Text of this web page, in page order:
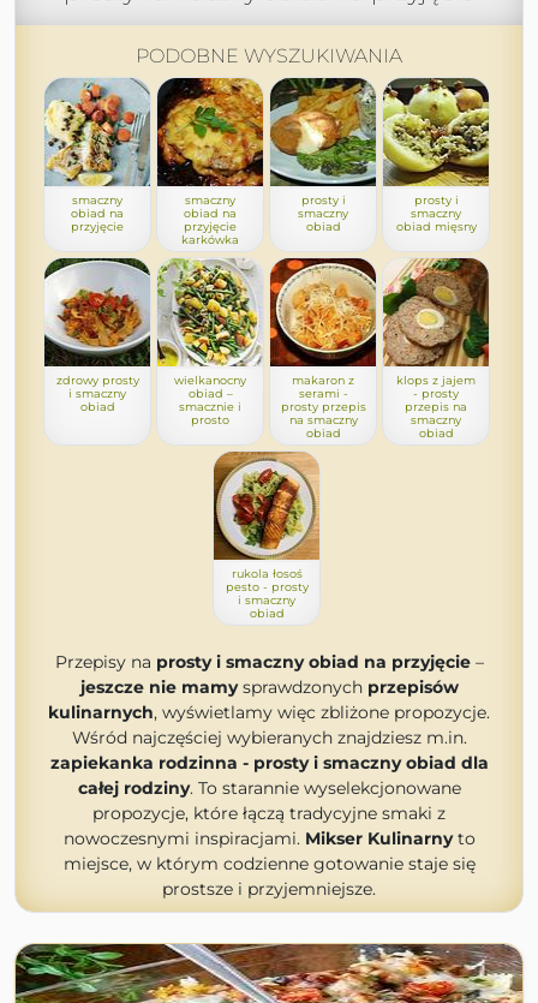
PODOBNE WYSZUKIWANIA
smaczny
obiad na
przyjęcie
smaczny
obiad na
przyjęcie
karkówka
prosty i
smaczny
obiad
prosty i
smaczny
obiad mięsny
zdrowy prosty
i smaczny
obiad
wielkanocny
obiad –
smacznie i
prosto
makaron z
serami -
prosty przepis
na smaczny
obiad
klops z jajem
- prosty
przepis na
smaczny
obiad
rukola łosoś
pesto - prosty
i smaczny
obiad
Przepisy na prosty i smaczny obiad na przyjęcie–
jeszcze nie mamysprawdzonych przepisów
kulinarnych, wyświetlamy więc zbliżone propozycje.
Wśród najczęściej wybieranych znajdziesz m.in.
zapiekanka rodzinna - prosty i smaczny obiad dla
całej rodziny. To starannie wyselekcjonowane
propozycje, które łączą tradycyjne smaki z
nowoczesnymi inspiracjami. Mikser Kulinarnyto
miejsce, w którym codzienne gotowanie staje się
prostsze i przyjemniejsze.